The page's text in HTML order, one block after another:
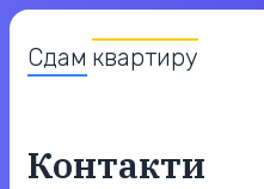
Сдам квартиру
Контакти